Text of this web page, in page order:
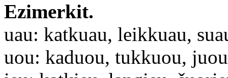
Ezimerkit.
uau: katkuau, leikkuau,
uou: kaduou, tukkuou, juou